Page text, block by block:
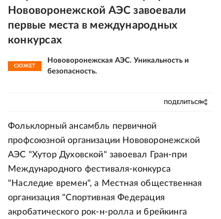
Нововоронежской АЭС завоевали
первые места в международных
конкурсах
СЮЖЕТ
Нововоронежская АЭС. Уникальность и
безопасность.
ПОДЕЛИТЬСЯ
Фольклорный ансамбль первичной
профсоюзной организации Нововоронежской
АЭС "Хутор Духовской" завоевал Гран-при
Международного фестиваля-конкурса
"Наследие времен", а Местная общественная
организация "Спортивная Федерация
акробатического рок-н-ролла и брейкинга